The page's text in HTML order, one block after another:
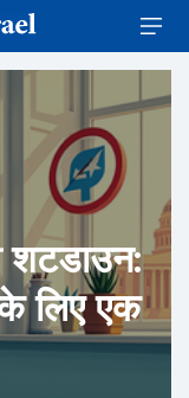
लिए एक